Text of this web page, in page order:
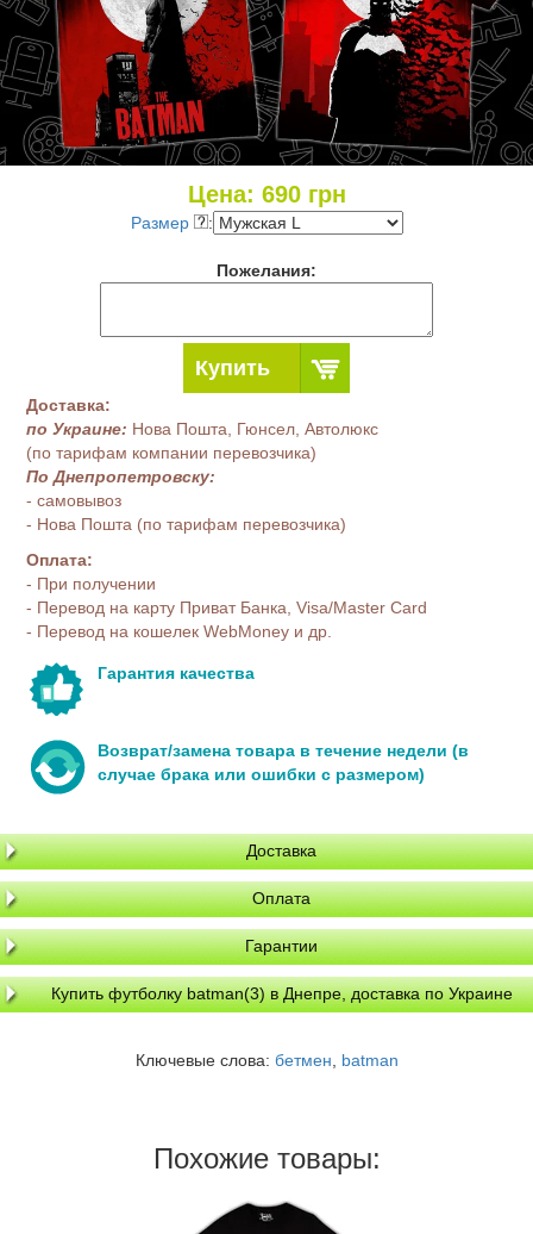
Цена: 690грн
Размер :
Пожелания:
Купить
Доставка:
по Украине: Нова Пошта, Гюнсел, Автолюкс
(по тарифам компании перевозчика)
По Днепропетровску:
- самовывоз
- Нова Пошта (по тарифам перевозчика)
Оплата:
- При получении
- Перевод на карту Приват Банка, Visa/Master Card
- Перевод на кошелек WebMoney и др.
Гарантия качества
Возврат/замена товара в течение недели (в
случае брака или ошибки с размером)
Доставка
Оплата
Гарантии
Купить футболку batman(3) в Днепре, доставка по Украине
Ключевые слова: бетмен batman
Похожие товары: